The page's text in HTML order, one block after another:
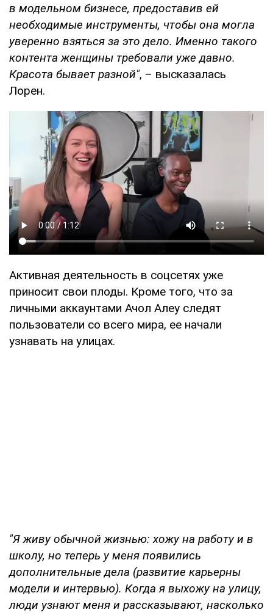
в модельном бизнесе, предоставив ей
необходимые инструменты, чтобы она могла
уверенно взяться за это дело. Именно такого
контента женщины требовали уже давно.
Красота бывает разной", – высказалась
Лорен.
Активная деятельность в соцсетях уже
приносит свои плоды. Кроме того, что за
личными аккаунтами Ачол Алеу следят
пользователи со всего мира, ее начали
узнавать на улицах.
"Я живу обычной жизнью: хожу на работу и в
школу, но теперь у меня появились
дополнительные дела (развитие карьерны
модели и интервью). Когда я выхожу на улицу,
люди узнают меня и рассказывают, насколько